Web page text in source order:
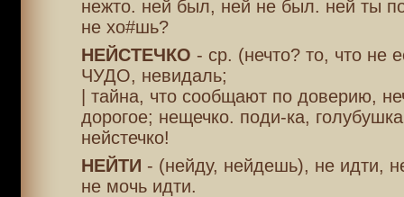
нежто. ней был, ней не был. ней ты
не хо#шь?
НЕЙСТЕЧКО - ср. (нечто? то, что не
ЧУДО, невидаль;
| тайна, что сообщают по доверию,
дорогое; нещечко. поди-ка,
нейстечко!
НЕЙТИ - (нейду, нейдешь), не идти,
не мочь идти.